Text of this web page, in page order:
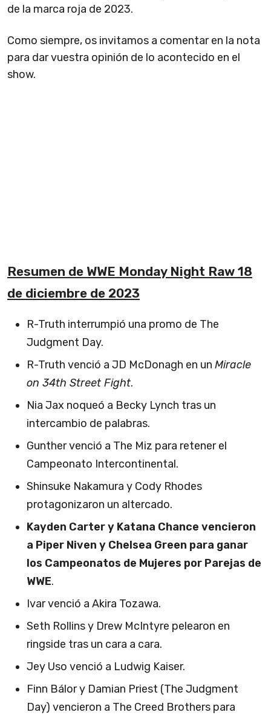
de la marca roja de 2023.
Como siempre, os invitamos a comentar en la nota
para dar vuestra opinión de lo acontecido en el
show.
Resumen de WWE Monday Night Raw 18
de diciembre de 2023
R-Truth interrumpió una promo de The
Judgment Day.
R-Truth venció a JD McDonagh en un Miracle
on 34th Street Fight.
Nia Jax noqueó a Becky Lynch tras un
intercambio de palabras.
Gunther venció a The Miz para retener el
Campeonato Intercontinental.
Shinsuke Nakamura y Cody Rhodes
protagonizaron un altercado.
Kayden Carter y Katana Chance vencieron
a Piper Niven y Chelsea Green para ganar
los Campeonatos de Mujeres por Parejas de
WWE.
Ivar venció a Akira Tozawa.
Seth Rollins y Drew McIntyre pelearon en
ringside tras un cara a cara.
Jey Uso venció a Ludwig Kaiser.
Finn Bálor y Damian Priest (The Judgment
Day) vencieron a The Creed Brothers para